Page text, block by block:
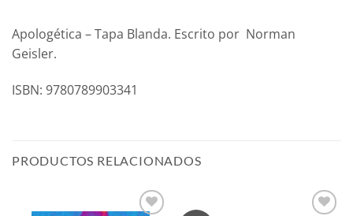
Apologética – Tapa Blanda. Escrito por Norman
Geisler.
ISBN: 9780789903341
PRODUCTOS RELACIONADOS